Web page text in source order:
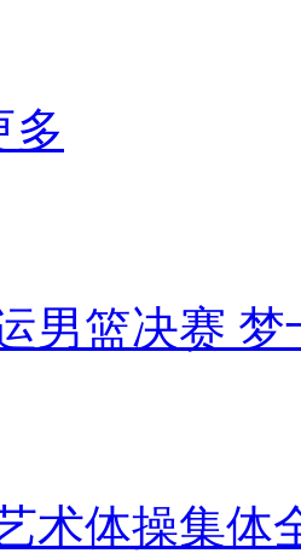
多
男篮决赛
术体操集体